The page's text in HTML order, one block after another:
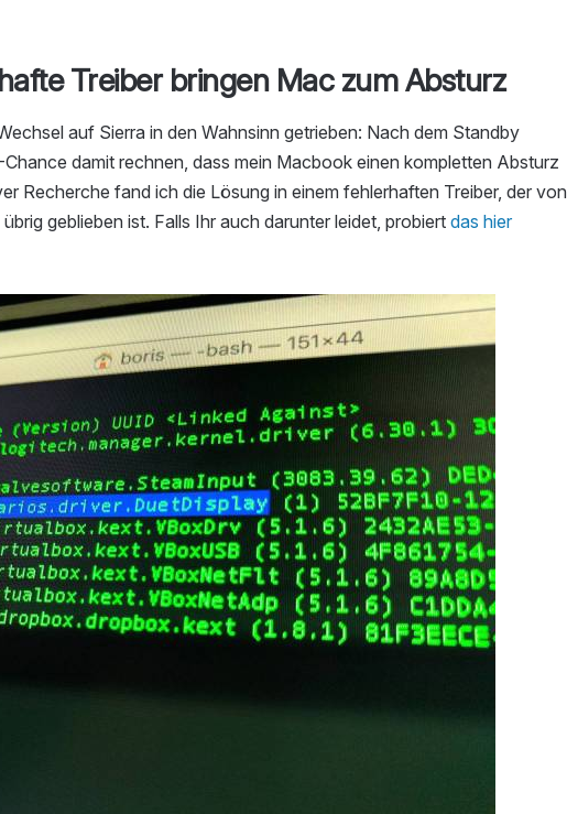
Treiber bringen Mac zum Absturz
auf Sierra in den Wahnsinn getrieben: Nach dem Standby
damit rechnen, dass mein Macbook einen kompletten Absturz
Recherche fand ich die Lösung in einem fehlerhaften Treiber, der von
geblieben ist. Falls Ihr auch darunter leidet, probiert das hier